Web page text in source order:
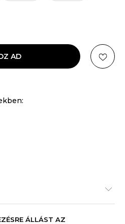
AD
ÁLLÁST AZ